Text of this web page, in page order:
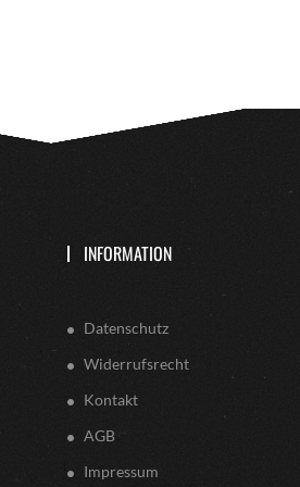
INFORMATION
Datenschutz
Widerrufsrecht
Kontakt
AGB
Impressum